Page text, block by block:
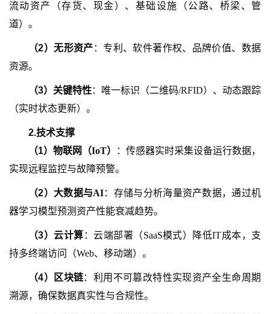
流动资产（存货、现金）、基础设施（公路、桥梁、管
道）。
（2）无形资产 ：专利、软件著作权、品牌价值、数据
资源。
（3） 关键特性：唯一标识（二维码/RFID）、动态跟踪
（实时状态更新）。
2.技术支撑
（1） 物联网（IoT）
：传感器实时采集设备运行数据，
实现远程监控与故障预警。
（2） 大数据与AI：存储与分析海量资产数据，通过机
器学习模型预测资产性能衰减趋势。
（3）云计算 ：云端部署（SaaS模式）降低IT成本，支
持多终端访问（Web、移动端）。
（4） 区块链：利用不可篡改特性实现资产全生命周期
溯源，确保数据真实性与合规性。